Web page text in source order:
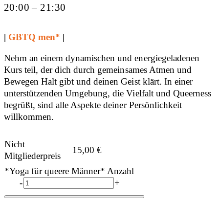
20:00 – 21:30
| GBTQ men* |
Nehm an einem dynamischen und energiegeladenen
Kurs teil, der dich durch gemeinsames Atmen und
Bewegen Halt gibt und deinen Geist klärt. In einer
unterstützenden Umgebung, die Vielfalt und Queerness
begrüßt, sind alle Aspekte deiner Persönlichkeit
willkommen.
Nicht
Mitgliederpreis
15,00€
*Yoga für queere Männer* Anzahl
-
+